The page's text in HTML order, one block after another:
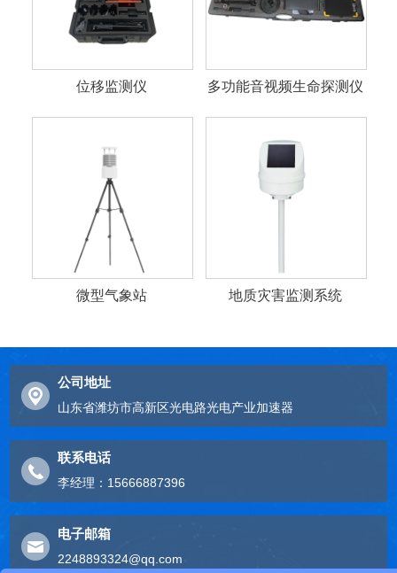
位移监测仪 多功能音视频生命探测仪
微型气象站 地质灾害监测系统
公司地址
山东省潍坊市高新区光电路光电产业加速器
联系电话
李经理：15666887396
电子邮箱
2248893324@qq.com